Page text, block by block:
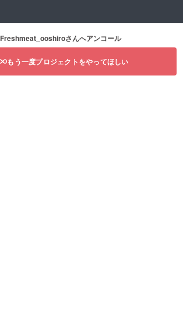
Freshmeat_ooshiroさんへアンコール
もう一度プロジェクトをやってほしい